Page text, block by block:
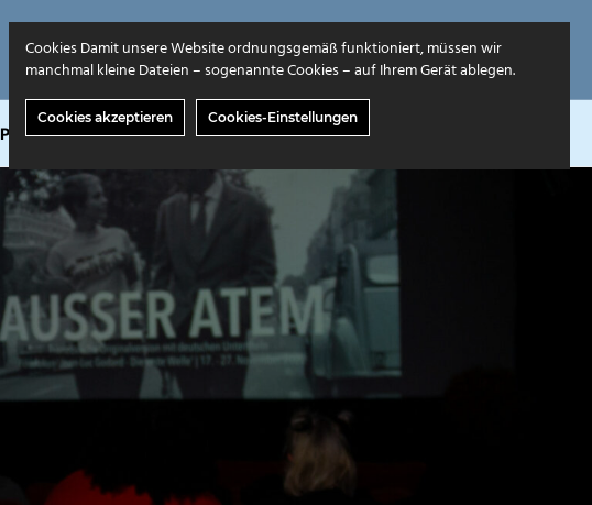
PRINT AUSGABEN ÜBER UNS
Cookies Damit unsere Website ordnungsgemäß funktioniert, müssen wir
manchmal kleine Dateien – sogenannte Cookies – auf Ihrem Gerät ablegen.
Cookies akzeptieren Cookies-Einstellungen